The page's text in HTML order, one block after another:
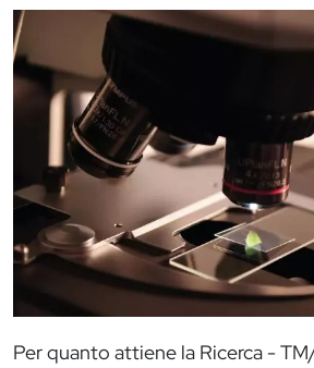
Immagine
Per quanto attiene la Ricerca -